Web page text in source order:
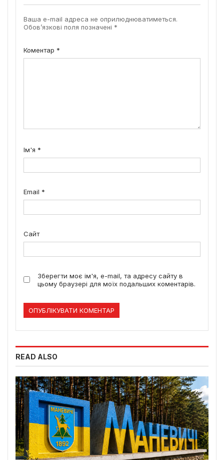
Ваша e-mail адреса не оприлюднюватиметься.
Обов’язкові поля позначені *
Коментар *
Ім'я *
Email *
Сайт
Зберегти моє ім'я, e-mail, та адресу сайту в
цьому браузері для моїх подальших коментарів.
READ ALSO